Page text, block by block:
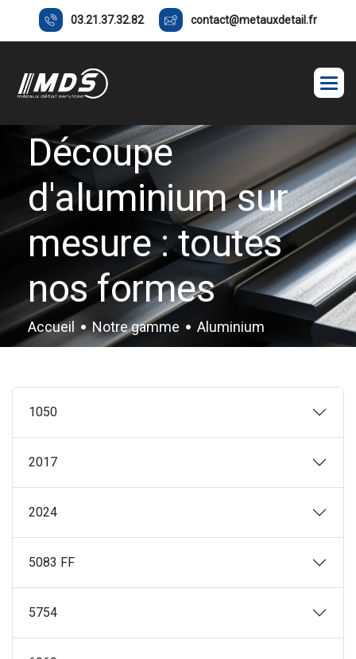
03.21.37.32.82 contact@metauxdetail.fr
Découpe
d'aluminium sur
mesure : toutes
nos formes
Accueil Notre gamme Aluminium
1050
2017
2024
5083 FF
5754